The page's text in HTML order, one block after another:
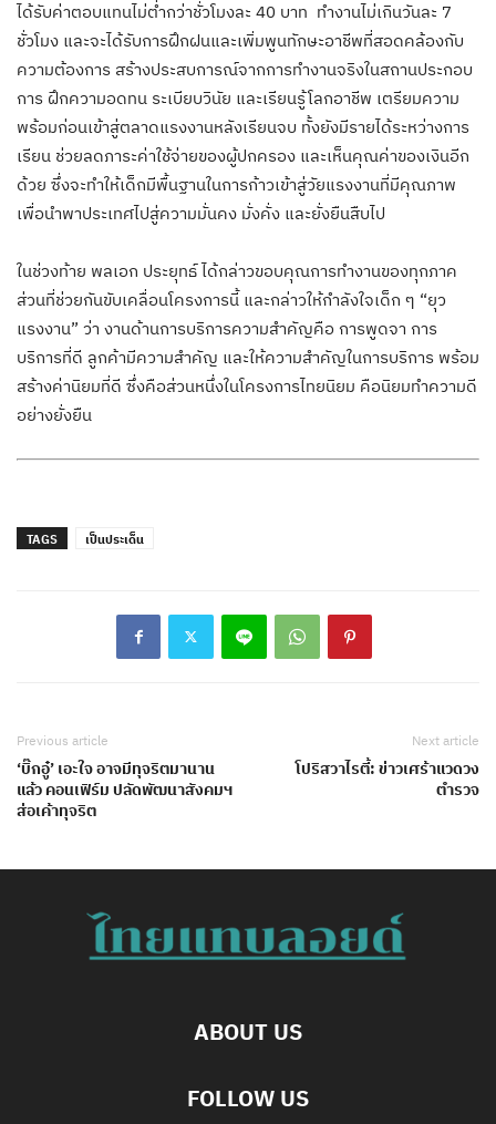
ได้รับค่าตอบแทนไม่ต่ำกว่าชั่วโมงละ 40 บาท ทำงานไม่เกินวันละ 7
ชั่วโมง และจะได้รับการฝึกฝนและเพิ่มพูนทักษะอาชีพที่สอดคล้องกับ
ความต้องการ สร้างประสบการณ์จากการทำงานจริงในสถานประกอบ
การ ฝึกความอดทน ระเบียบวินัย และเรียนรู้โลกอาชีพ เตรียมความ
พร้อมก่อนเข้าสู่ตลาดแรงงานหลังเรียนจบ ทั้งยังมีรายได้ระหว่างการ
เรียน ช่วยลดภาระค่าใช้จ่ายของผู้ปกครอง และเห็นคุณค่าของเงินอีก
ด้วย ซึ่งจะทำให้เด็กมีพื้นฐานในการก้าวเข้าสู่วัยแรงงานที่มีคุณภาพ
เพื่อนำพาประเทศไปสู่ความมั่นคง มั่งคั่ง และยั่งยืนสืบไป
ในช่วงท้าย พลเอก ประยุทธ์ ได้กล่าวขอบคุณการทำงานของทุกภาค
ส่วนที่ช่วยกันขับเคลื่อนโครงการนี้ และกล่าวให้กำลังใจเด็ก ๆ “ยุว
แรงงาน” ว่า งานด้านการบริการความสำคัญคือ การพูดจา การ
บริการที่ดี ลูกค้ามีความสำคัญ และให้ความสำคัญในการบริการ พร้อม
สร้างค่านิยมที่ดี ซึ่งคือส่วนหนึ่งในโครงการไทยนิยม คือนิยมทำความดี
อย่างยั่งยืน
TAGS เป็นประเด็น
Previous article
‘บิ๊กอู๋’ เอะใจ อาจมีทุจริตมานาน
แล้ว คอนเฟิร์ม ปลัดพัฒนาสังคมฯ
ส่อเค้าทุจริต
Next article
โปริสวาไรตี้: ข่าวเศร้าแวดวง
ตำรวจ
ABOUT US
FOLLOW US